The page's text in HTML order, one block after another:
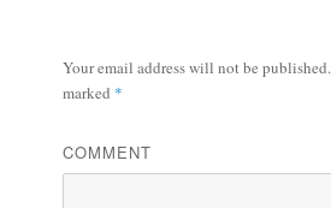
Your email address will not be published.
marked *
COMMENT